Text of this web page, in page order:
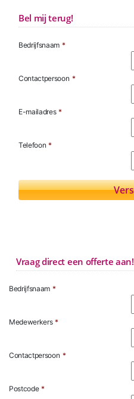
Bel mij terug!
Bedrijfsnaam *
Contactpersoon *
E-mailadres *
Telefoon *
Vraag direct een offerte aan!
Bedrijfsnaam *
Medewerkers *
Contactpersoon *
Postcode *